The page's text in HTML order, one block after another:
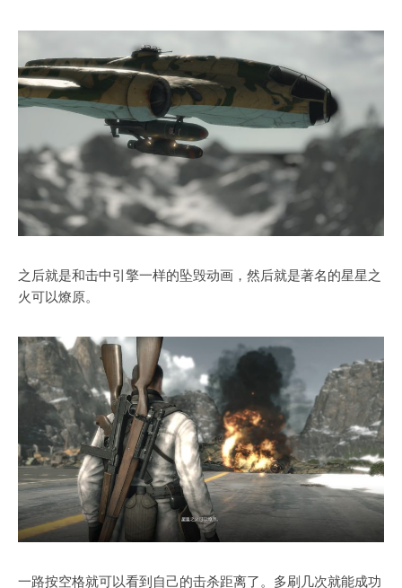
之后就是和击中引擎一样的坠毁动画，然后就是著名的星星之
火可以燎原。
一路按空格就可以看到自己的击杀距离了。多刷几次就能成功